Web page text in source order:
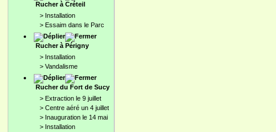
Rucher à Créteil
> Installation
> Essaim dans le Parc
Rucher à Périgny
> Installation
> Vandalisme
Rucher du Fort de Sucy
> Extraction le 9 juillet
> Centre aéré un 4 juillet
> Inauguration le 14 mai
> Installation